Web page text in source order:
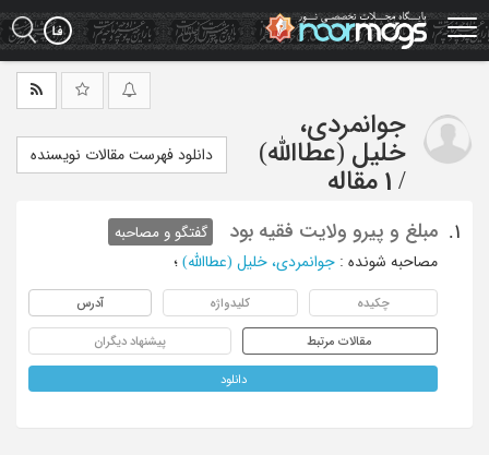
Skip
to
main
جوانمردی،
خلیل (عطاالله)
/ 1 مقاله
دانلود فهرست مقالات نویسنده
1. مبلغ و پیرو ولایت فقیه بود
گفتگو و مصاحبه
مصاحبه شونده : جوانمردی، خلیل (عطاالله) ؛
چکیده کلیدواژه آدرس
مقالات مرتبط پیشنهاد دیگران
دانلود